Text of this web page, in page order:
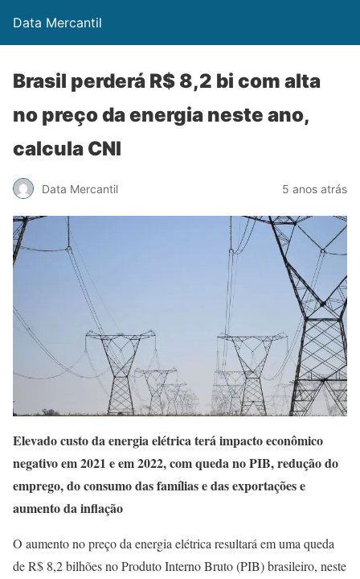
Data Mercantil
Brasil perderá R$ 8,2 bi com alta
no preço da energia neste ano,
calcula CNI
Data Mercantil 5 anos atrás
Elevado custo da energia elétrica terá impacto econômico
negativo em 2021 e em 2022, com queda no PIB, redução do
emprego, do consumo das famílias e das exportações e
aumento da inflação
O aumento no preço da energia elétrica resultará em uma queda
de R$ 8,2 bilhões no Produto Interno Bruto (PIB) brasileiro, neste